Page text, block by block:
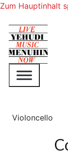
Zum Hauptinhalt
Violoncello